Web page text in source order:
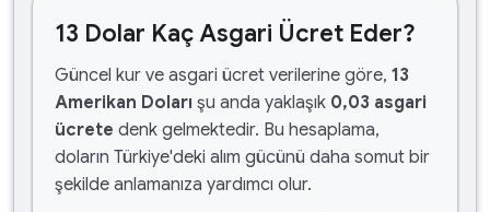
13 Dolar Kaç Asgari Ücret Eder?
Güncel kur ve asgari ücret verilerine göre, 13
Amerikan Doları şu anda yaklaşık 0,03 asgari
ücrete denk gelmektedir. Bu hesaplama,
doların Türkiye'deki alım gücünü daha somut bir
şekilde anlamanıza yardımcı olur.